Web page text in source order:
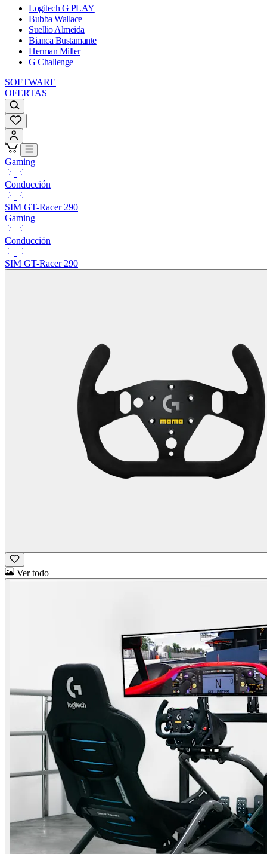
Logitech G PLAY
Bubba Wallace
Suellio Almeida
Bianca Bustamante
Herman Miller
G Challenge
SOFTWARE
OFERTAS
Gaming
Conducción
SIM GT-Racer 290
Gaming
Conducción
SIM GT-Racer 290
Ver todo